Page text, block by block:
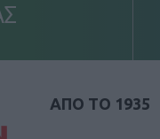
ΑΠΟ ΤΟ 1935